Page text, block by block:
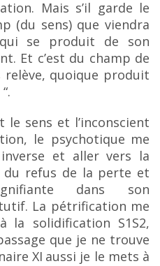
Mais s’il garde le
(du sens) que viendra
se produit de son
Et c’est du champ de
relève, quoique produit
le sens et l’inconscient
le psychotique me
et aller vers la
refus de la perte et
dans son
La pétrification me
la solidification S1S2,
que je ne trouve
XI aussi je le mets à